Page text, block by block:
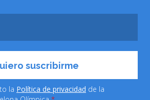
la Política de privacidad de la